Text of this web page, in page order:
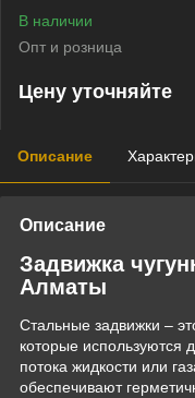
В наличии
Опт и розница
Цену уточняйте
Описание
Описание
Задвижка
Алматы
Стальные задвижки –
которые используются
потока жидкости или
обеспечивают